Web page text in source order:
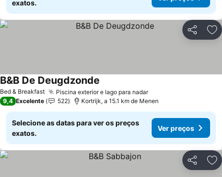
exatos.
Partilhar
Bed & Breakfast Piscina exterior e lago para nadarVer preços
B&B De Deugdzonde
9,4 Excelente 522 Kortrijk, a 15.1 km de Menen
Selecione as datas para ver os preços
exatos.
Ver preços
Partilhar